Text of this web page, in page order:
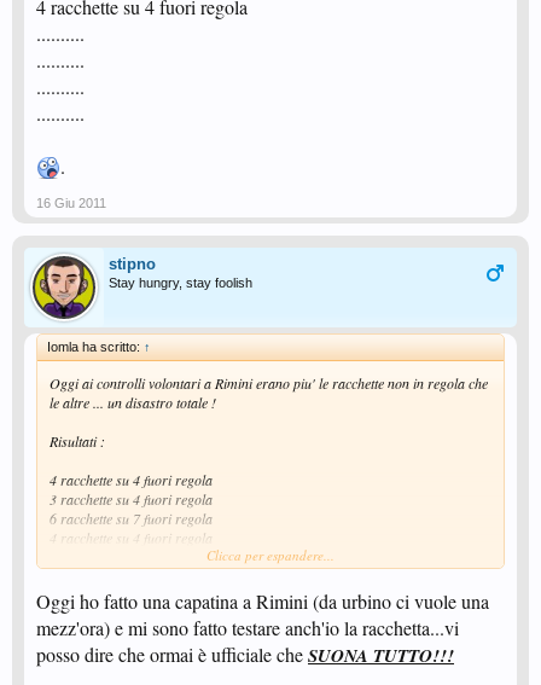
4 racchette su 4 fuori regola
..........
..........
..........
..........
.
16 Giu 2011
stipno
Stay hungry, stay foolish
Iomla ha scritto: ↑
Oggi ai controlli volontari a Rimini erano piu' le racchette non in regola che
le altre ... un disastro totale !
Risultati :
4 racchette su 4 fuori regola
3 racchette su 4 fuori regola
6 racchette su 7 fuori regola
4 racchette su 4 fuori regola
..........
..........
.
Clicca per espandere...
Oggi ho fatto una capatina a Rimini (da urbino ci vuole una
mezz'ora) e mi sono fatto testare anch'io la racchetta...vi
posso dire che ormai è ufficiale cheSUONA TUTTO!!!